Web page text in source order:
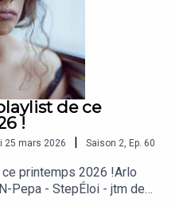
de ce
!
25 mars 2026 | Saison 2, Ep. 60
printemps 2026 !Arlo
Pepa - StepÉloi - jtm de